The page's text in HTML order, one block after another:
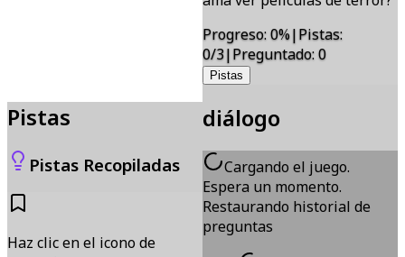
Pistas
Pistas Recopiladas
Haz clic en el icono de
Progreso:0%|Pistas:
0/3|Preguntado:0
Pistas
diálogo
Cargando el juego.
Espera un momento.
Restaurando historial de
preguntas